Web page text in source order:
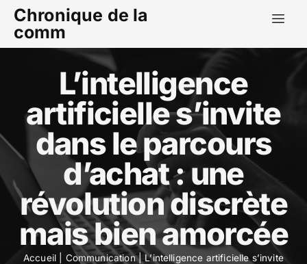
Chronique de la
comm
L’intelligence
artificielle s’invite
dans le parcours
d’achat : une
révolution discrète
mais bien amorcée
Accueil Communication|L’intelligence artificielle s’invite